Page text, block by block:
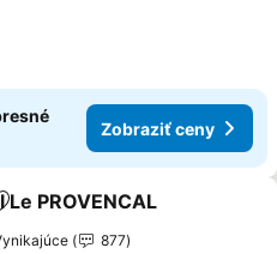
Zobraziť ceny
do obľúbených
Le PROVENCAL
hviezdičiek
877